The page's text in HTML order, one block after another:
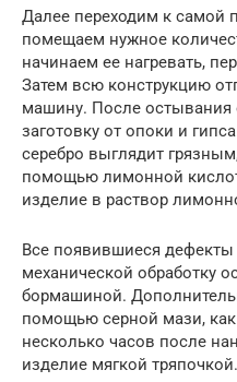
Далее переходим к самой
помещаем нужное
начинаем ее нагревать,
Затем всю конструкцию
машину. После остывания
заготовку от опоки и
серебро выглядит
помощью лимонной
изделие в раствор
Все появившиеся
механической обработку
бормашиной.
помощью серной мази,
несколько часов после
изделие мягкой тряпочкой.